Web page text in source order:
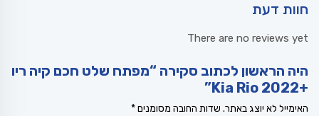
חוות דעת
There are no reviews yet
היה הראשון לכתוב סקירה “מפתח שלט חכם קיה ריו
+2022 Kia Rio”
האימייל לא יוצג באתר. שדות החובה מסומנים*